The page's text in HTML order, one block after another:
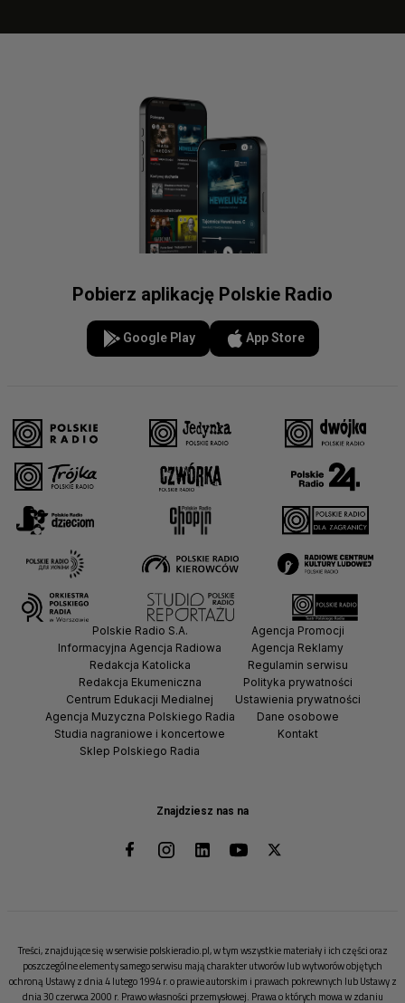
Pobierz aplikację Polskie Radio
Google Play App Store
Znajdziesz nas na
Polskie Radio S.A.
Informacyjna Agencja Radiowa
Redakcja Katolicka
Redakcja Ekumeniczna
Centrum Edukacji Medialnej
Agencja Muzyczna Polskiego Radia
Studia nagraniowe i koncertowe
Sklep Polskiego Radia
Agencja Promocji
Agencja Reklamy
Regulamin serwisu
Polityka prywatności
Ustawienia prywatności
Dane osobowe
Kontakt
Treści, znajdujące się w serwisie polskieradio.pl, w tym wszystkie materiały i ich części oraz
poszczególne elementy samego serwisu mają charakter utworów lub wytworów objętych
ochroną Ustawy z dnia 4 lutego 1994 r. o prawie autorskim i prawach pokrewnych lub Ustawy z
dnia 30 czerwca 2000 r. Prawo własności przemysłowej. Prawa o których mowa w zdaniu